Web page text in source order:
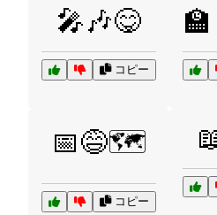
🎤🎶😋
コピー
📅😅🗺️
コピー